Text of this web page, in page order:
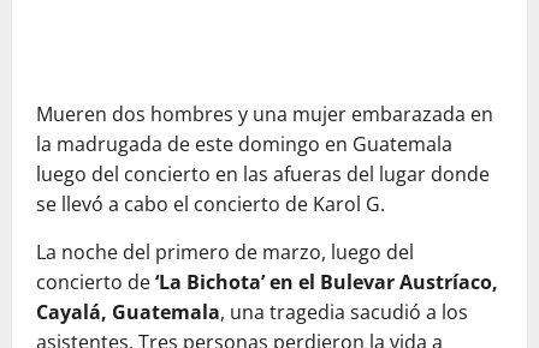
Mueren dos hombres y una mujer embarazada en
la madrugada de este domingo en Guatemala
luego del concierto en las afueras del lugar donde
se llevó a cabo el concierto de Karol G.
La noche del primero de marzo, luego del
concierto de‘La Bichota’ en el Bulevar Austríaco,
Cayalá, Guatemala, una tragedia sacudió a los
asistentes. Tres personas perdieron la vida a